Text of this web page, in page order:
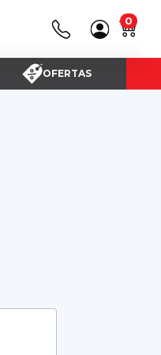
Canais de Atendimento
(16) 3720 - 4700
0
OFERTAS